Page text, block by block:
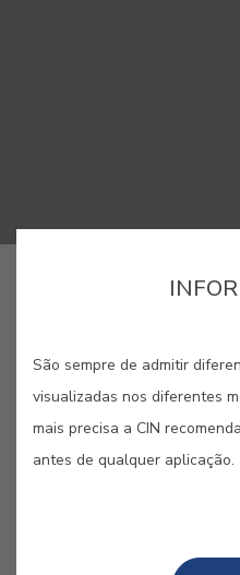
COMPRAR ONLINE
GUARDAR
São sempre de admitir
visualizadas nos diferentes
mais precisa a CIN
antes de qualquer aplicação.